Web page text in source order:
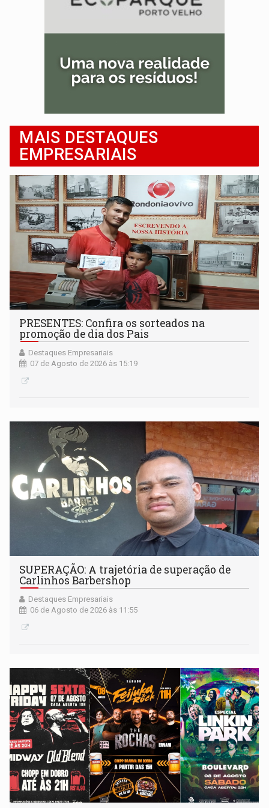
MAIS DESTAQUES
EMPRESARIAIS
PRESENTES: Confira os sorteados na
promoção de dia dos Pais
Destaques Empresariais
07 de Agosto de 2026 às 15:19
SUPERAÇÃO: A trajetória de superação de
Carlinhos Barbershop
Destaques Empresariais
06 de Agosto de 2026 às 11:55